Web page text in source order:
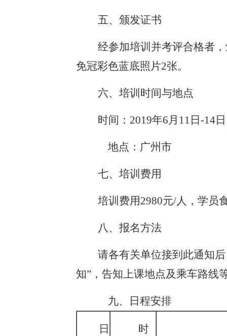
五、颁发证书
经参加培训并考评合格者
免冠彩色蓝底照片2张。
六、 培训时间与地点
时间： 2019年6月 11 日 -14
地点： 广州市
七、培训费用
培训费用2980元/人，学员
八、报名方法
请各有关单位接到此通知
知”，告知上课地点及乘车路线
九、日程安排
日 时